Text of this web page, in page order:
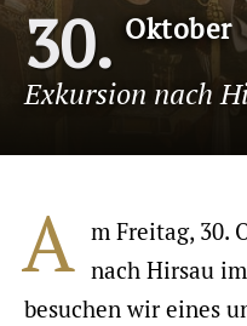
30 Oktober
Exkursion nach
A m Freitag, 30.
nach Hirsau
besuchen wir eines